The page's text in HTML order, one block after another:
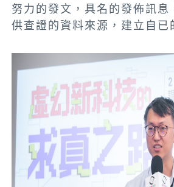
努力的發文，具名的發佈訊息
供查證的資料來源，建立自已